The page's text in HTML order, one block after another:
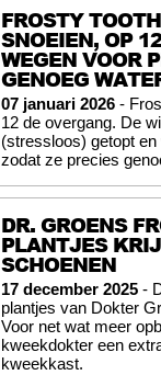
FROSTY
SNOEIEN, OP
WEGEN VOOR
GENOEG
07 januari 2026 -
12 de overgang. De
(stressloos) getopt
zodat ze precies
DR. GROENS
PLANTJES
SCHOENEN
17 december 2025 -
plantjes van Dokter
Voor net wat meer
kweekdokter een
kweekkast.